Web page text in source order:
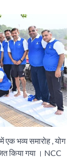
एक भव्य समारोह , योग
किया गया । NCC